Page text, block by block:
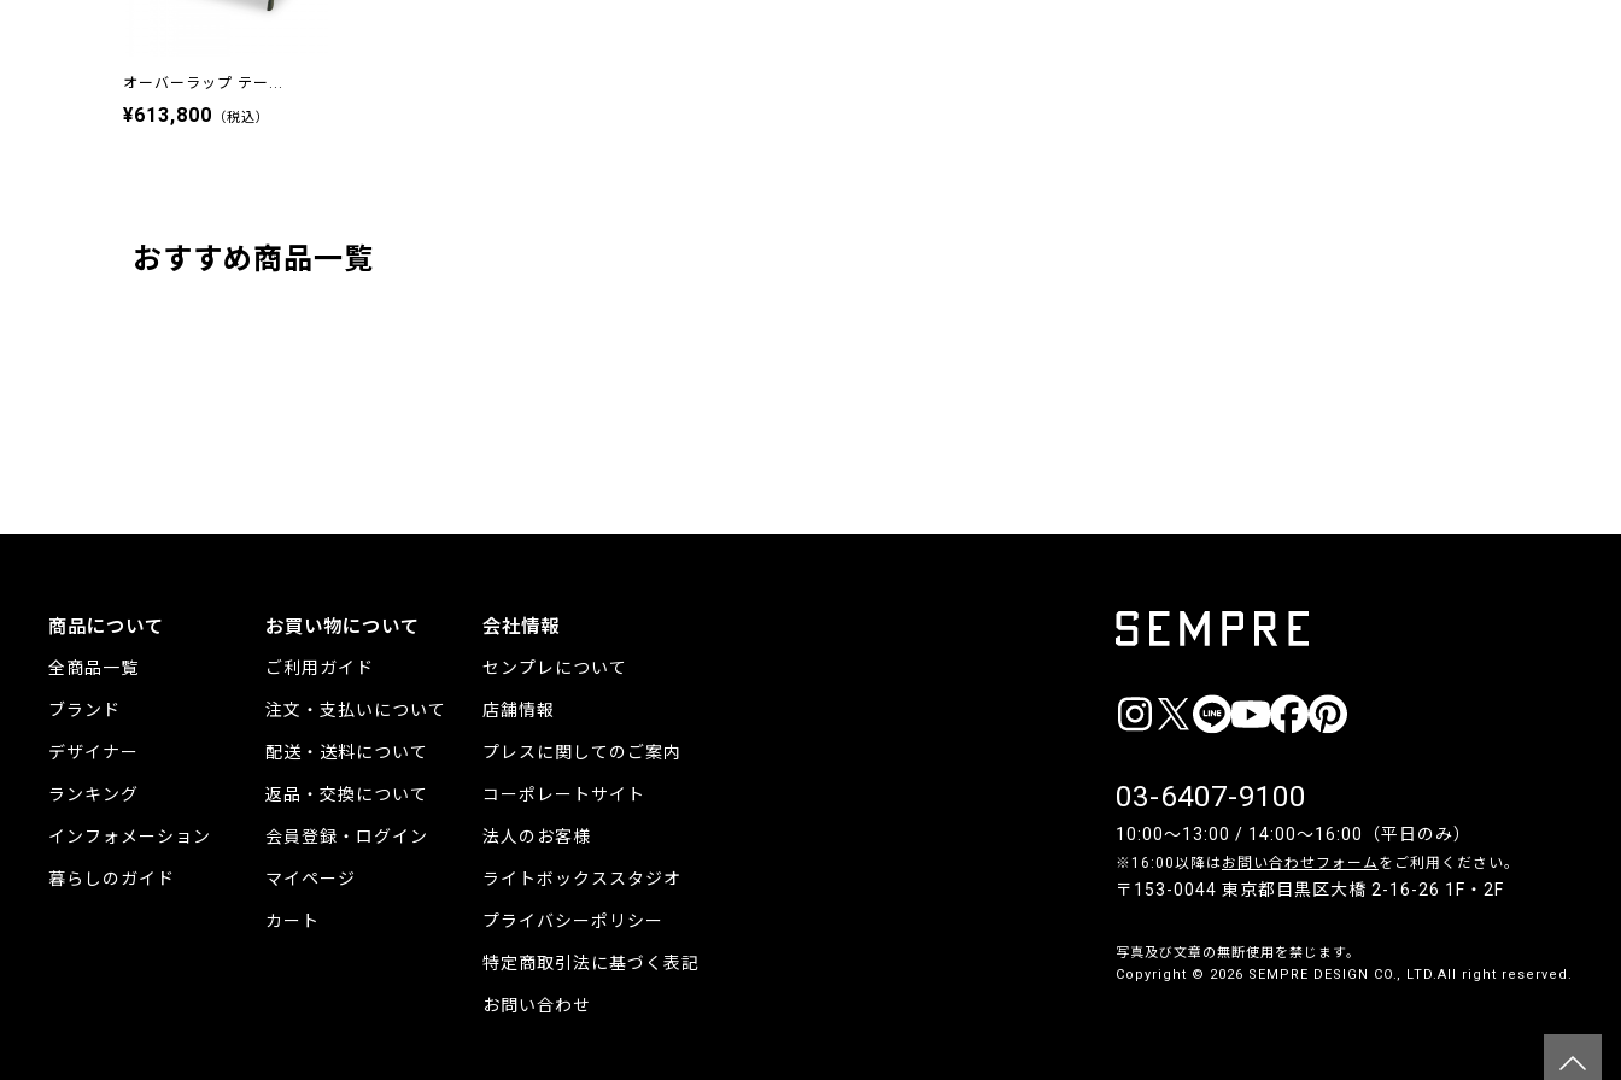
オーバーラップ テー...
¥613,800 （税込）
おすすめ商品一覧
商品について
全商品一覧
ブランド
デザイナー
ランキング
インフォメーション
暮らしのガイド
お買い物について
ご利用ガイド
注文・支払いについて
配送・送料について
返品・交換について
会員登録・ログイン
マイページ
カート
会社情報
センプレについて
店舗情報
プレスに関してのご案内
コーポレートサイト
法人のお客様
ライトボックススタジオ
プライバシーポリシー
特定商取引法に基づく表記
お問い合わせ
03-6407-9100
10:00〜13:00 / 14:00〜16:00（平日のみ）
※16:00以降はお問い合わせフォーム をご利用ください。
〒153-0044 東京都目黒区大橋 2-16-26 1F・2F
写真及び文章の無断使用を禁じます。
Copyright © 2026 SEMPRE DESIGN CO., LTD.All right reserved.